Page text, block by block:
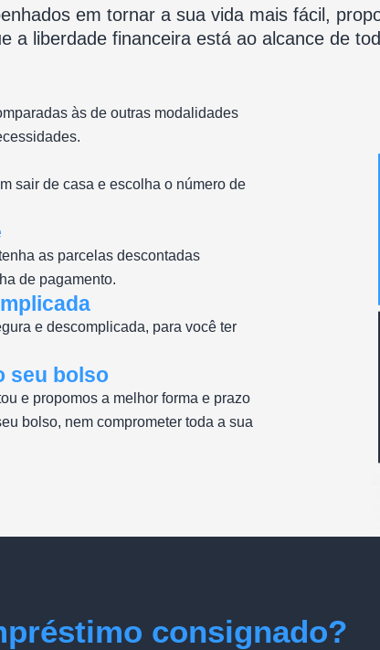
em tornar a sua vida mais fácil,
a liberdade financeira está ao alcance de
às de outras modalidades
sair de casa e escolha o número de
as parcelas descontadas
de pagamento.
e descomplicada, para você ter
seu bolso
e propomos a melhor forma e prazo
bolso, nem comprometer toda a sua
consignado?